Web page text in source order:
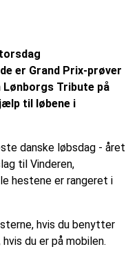
er Grand Prix-prøver
Lønborgs Tribute på
til løbene i
danske løbsdag - året
til Vinderen,
hestene er rangeret i
hvis du benytter
du er på mobilen.